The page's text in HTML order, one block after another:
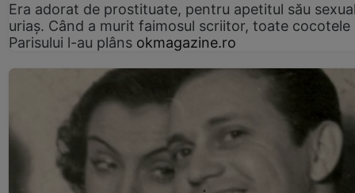
Era adorat de prostituate, pentru apetitul său
uriaș. Când a murit faimosul scriitor, toate cocotele
Parisului l-au plâns okmagazine.ro